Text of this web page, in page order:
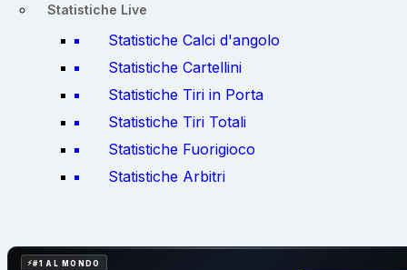
Statistiche Live
Statistiche Calci d'angolo
Statistiche Cartellini
Statistiche Tiri in Porta
Statistiche Tiri Totali
Statistiche Fuorigioco
Statistiche Arbitri
#1 AL MONDO